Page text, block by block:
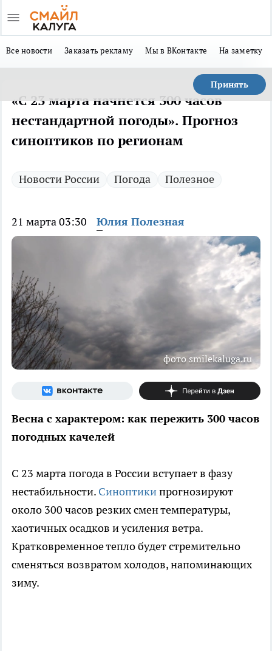
Все новости Заказать рекламу Мы в ВКонтакте На заметку
Принять
«С 23 марта начнется 300 часов
нестандартной погоды». Прогноз
синоптиков по регионам
Новости России Погода Полезное
21 марта 03:30 Юлия Полезная
фото smilekaluga.ru
Весна с характером: как пережить 300 часов
погодных качелей
С 23 марта погода в России вступает в фазу
нестабильности. Синоптикипрогнозируют
около 300 часов резких смен температуры,
хаотичных осадков и усиления ветра.
Кратковременное тепло будет стремительно
сменяться возвратом холодов, напоминающих
зиму.